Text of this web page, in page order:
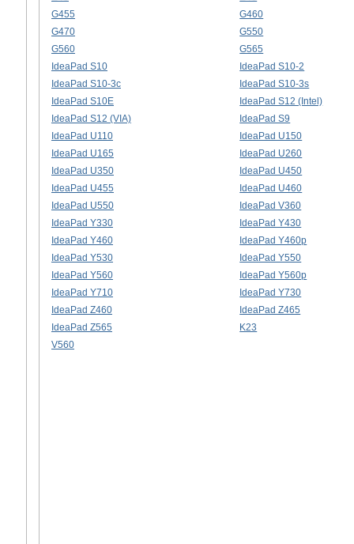
G455
G460
G470
G550
G560
G565
IdeaPad S10
IdeaPad S10-2
IdeaPad S10-3c
IdeaPad S10-3s
IdeaPad S10E
IdeaPad S12 (Intel)
IdeaPad S12 (VIA)
IdeaPad S9
IdeaPad U110
IdeaPad U150
IdeaPad U165
IdeaPad U260
IdeaPad U350
IdeaPad U450
IdeaPad U455
IdeaPad U460
IdeaPad U550
IdeaPad V360
IdeaPad Y330
IdeaPad Y430
IdeaPad Y460
IdeaPad Y460p
IdeaPad Y530
IdeaPad Y550
IdeaPad Y560
IdeaPad Y560p
IdeaPad Y710
IdeaPad Y730
IdeaPad Z460
IdeaPad Z465
IdeaPad Z565
K23
V560